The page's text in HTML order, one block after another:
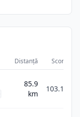
Distanță Scor
85.9
km
103.1